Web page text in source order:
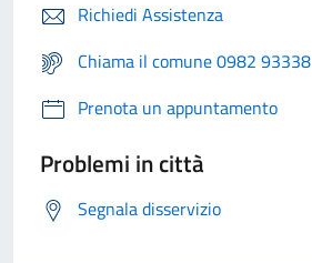
Richiedi Assistenza
Chiama il comune 0982 93338
Prenota un appuntamento
Problemi in città
Segnala disservizio